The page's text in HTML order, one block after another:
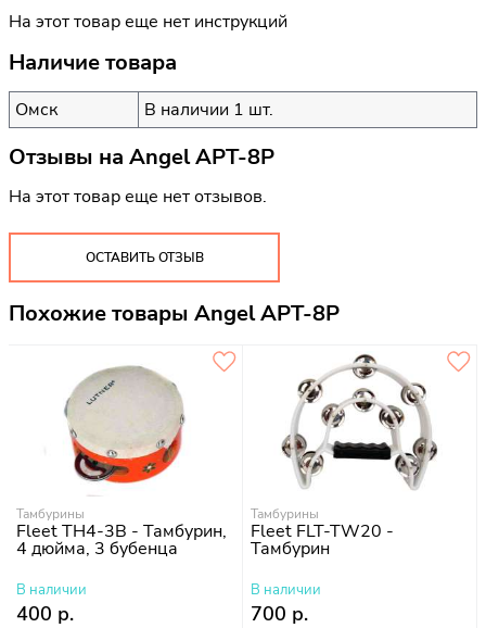
На этот товар еще нет инструкций
Наличие товара
Омск В наличии 1 шт.
Отзывы на Angel APT-8P
На этот товар еще нет отзывов.
ОСТАВИТЬ ОТЗЫВ
Похожие товары Angel APT-8P
Тамбурины
Fleet TH4-3B - Тамбурин,
4 дюйма, 3 бубенца
В наличии
400 р.
Тамбурины
Fleet FLT-TW20 -
Тамбурин
В наличии
700 р.